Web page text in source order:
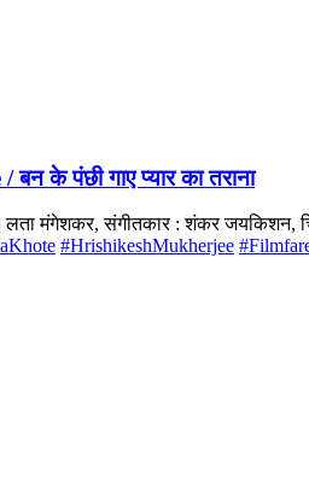
के पंछी गाए प्यार का तराना
लता मंगेशकर, संगीतकार : शंकर जयकिशन,
#HrishikeshMukherjee